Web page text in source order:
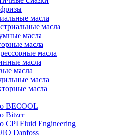
масла
масла
масла
масла
масла
масла
масла
масла
масла
BECOOL
Bitzer
CPI Fluid Engineering
Danfoss